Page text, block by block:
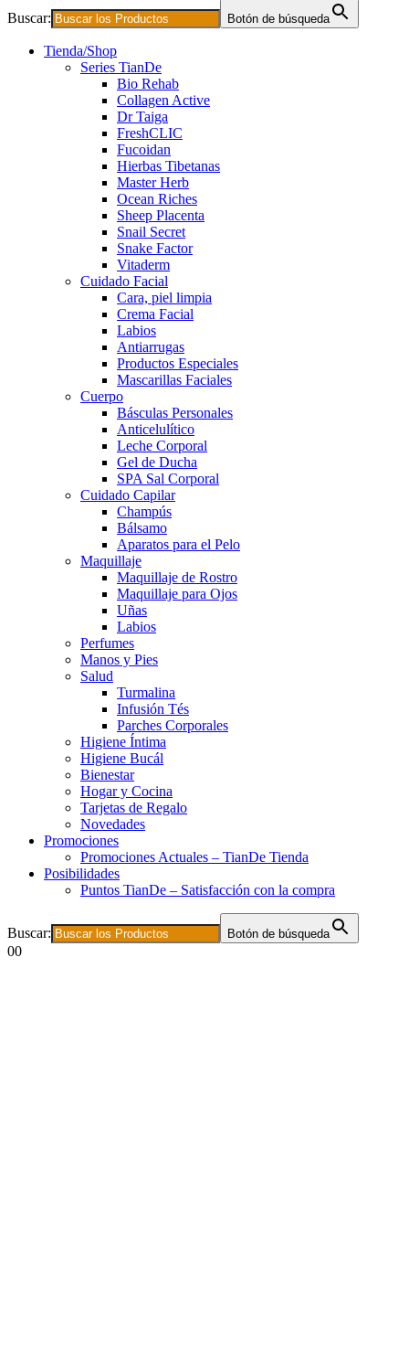
Buscar: Botón de búsqueda
Tienda/Shop
Series TianDe
Bio Rehab
Collagen Active
Dr Taiga
FreshCLIC
Fucoidan
Hierbas Tibetanas
Master Herb
Ocean Riches
Sheep Placenta
Snail Secret
Snake Factor
Vitaderm
Cuidado Facial
Cara, piel limpia
Crema Facial
Labios
Antiarrugas
Productos Especiales
Mascarillas Faciales
Cuerpo
Básculas Personales
Anticelulítico
Leche Corporal
Gel de Ducha
SPA Sal Corporal
Cuidado Capilar
Champús
Bálsamo
Aparatos para el Pelo
Maquillaje
Maquillaje de Rostro
Maquillaje para Ojos
Uñas
Labios
Perfumes
Manos y Pies
Salud
Turmalina
Infusión Tés
Parches Corporales
Higiene Íntima
Higiene Bucál
Bienestar
Hogar y Cocina
Tarjetas de Regalo
Novedades
Promociones
Promociones Actuales – TianDe Tienda
Posibilidades
Puntos TianDe – Satisfacción con la compra
Buscar: Botón de búsqueda
00